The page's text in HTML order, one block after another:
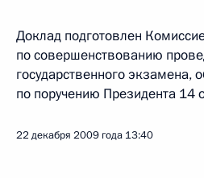
Доклад подготовлен
по совершенствованию
государственного экзамена,
по поручению Президента 14
22 декабря 2009 года 13:40